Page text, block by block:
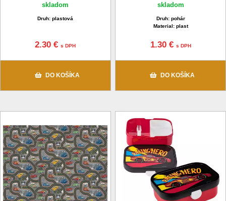
skladom
Druh: plastová
2.30 €s DPH
DO KOŠÍKA
skladom
Druh: pohár
Material: plast
1.30 € s DPH
DO KOŠÍKA